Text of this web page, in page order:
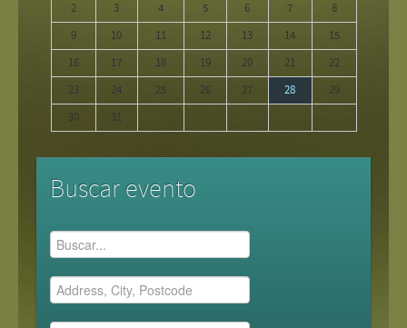
2
3 4 5 6 7
8
9
10 11 12 13 14
15
16
17 18 19 20 21
22
23
24 25 26 27 28
29
30
31
Buscar evento